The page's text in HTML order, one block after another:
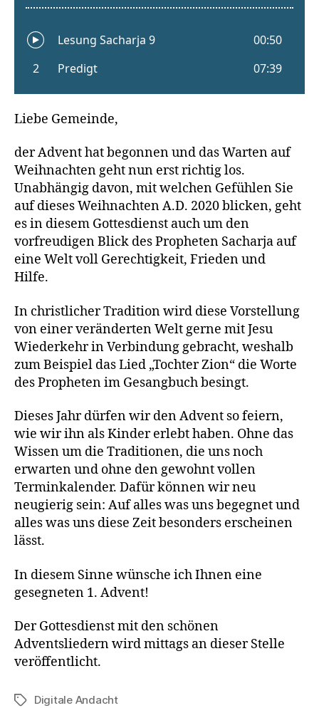
Liebe Gemeinde,
der Advent hat begonnen und das Warten auf
Weihnachten geht nun erst richtig los.
Unabhängig davon, mit welchen Gefühlen Sie
auf dieses Weihnachten A.D. 2020 blicken, geht
es in diesem Gottesdienst auch um den
vorfreudigen Blick des Propheten Sacharja auf
eine Welt voll Gerechtigkeit, Frieden und
Hilfe.
In christlicher Tradition wird diese Vorstellung
von einer veränderten Welt gerne mit Jesu
Wiederkehr in Verbindung gebracht, weshalb
zum Beispiel das Lied „Tochter Zion“ die Worte
des Propheten im Gesangbuch besingt.
Dieses Jahr dürfen wir den Advent so feiern,
wie wir ihn als Kinder erlebt haben. Ohne das
Wissen um die Traditionen, die uns noch
erwarten und ohne den gewohnt vollen
Terminkalender. Dafür können wir neu
neugierig sein: Auf alles was uns begegnet und
alles was uns diese Zeit besonders erscheinen
lässt.
In diesem Sinne wünsche ich Ihnen eine
gesegneten 1. Advent!
Der Gottesdienst mit den schönen
Adventsliedern wird mittags an dieser Stelle
veröffentlicht.
Schlagwörter
Digitale Andacht